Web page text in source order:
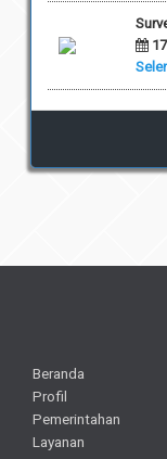
17
Beranda
Profil
Pemerintahan
Layanan